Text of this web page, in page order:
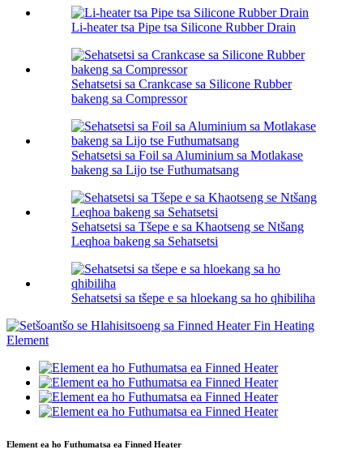
Li-heater tsa Pipe tsa Silicone Rubber Drain
Sehatsetsi sa Crankcase sa Silicone Rubber
bakeng sa Compressor
Sehatsetsi sa Foil sa Aluminium sa Motlakase
bakeng sa Lijo tse Futhumatsang
Sehatsetsi sa Tšepe e sa Khaotseng se Ntšang
Leqhoa bakeng sa Sehatsetsi
Sehatsetsi sa tšepe e sa hloekang sa ho qhibiliha
Element ea ho Futhumatsa ea Finned Heater